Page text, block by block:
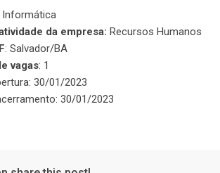
Informática
da empresa: Recursos Humanos
: Salvador/BA
vagas: 1
30/01/2023
30/01/2023